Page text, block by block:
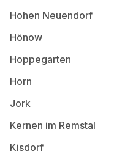
Hohen Neuendorf
Hönow
Hoppegarten
Horn
Jork
Kernen im Remstal
Kisdorf